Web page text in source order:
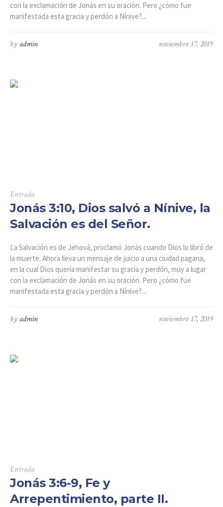
con la exclamación de Jonás en su oración. Pero ¿cómo fue
manifestada esta gracia y perdón a Nínive?...
noviembre 17, 2019
by admin
Entrada
Jonás 3:10, Dios salvó a Nínive, la
Salvación es del Señor.
La Salvación es de Jehová, proclamó Jonás cuando Dios lo libró de
la muerte. Ahora lleva un mensaje de juicio a una ciudad pagana,
en la cual Dios quería manifestar su gracia y perdón, muy a lugar
con la exclamación de Jonás en su oración. Pero ¿cómo fue
manifestada esta gracia y perdón a Nínive?...
noviembre 17, 2019
by admin
Entrada
Jonás 3:6-9, Fe y
Arrepentimiento, parte II.